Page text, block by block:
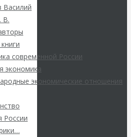
Василий
В.
современной России
экономика
экономические отношения
России